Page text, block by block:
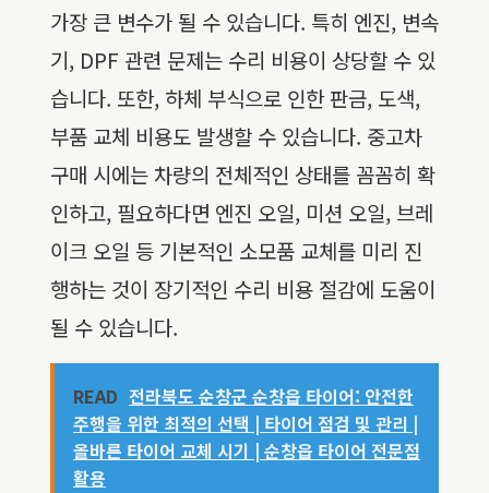
가장 큰 변수가 될 수 있습니다. 특히 엔진, 변속
기, DPF 관련 문제는 수리 비용이 상당할 수 있
습니다. 또한, 하체 부식으로 인한 판금, 도색,
부품 교체 비용도 발생할 수 있습니다. 중고차
구매 시에는 차량의 전체적인 상태를 꼼꼼히 확
인하고, 필요하다면 엔진 오일, 미션 오일, 브레
이크 오일 등 기본적인 소모품 교체를 미리 진
행하는 것이 장기적인 수리 비용 절감에 도움이
될 수 있습니다.
READ 전라북도 순창군 순창읍 타이어: 안전한
주행을 위한 최적의 선택 | 타이어 점검 및 관리 |
올바른 타이어 교체 시기 | 순창읍 타이어 전문점
활용